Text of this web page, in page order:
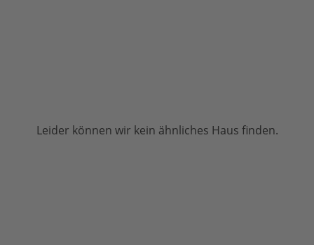
Leider können wir kein ähnliches Haus finden.